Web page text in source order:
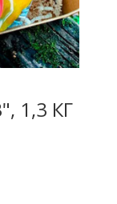
1,3 КГ